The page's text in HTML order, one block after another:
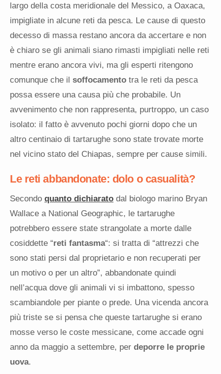
largo della costa meridionale del Messico, a Oaxaca,
impigliate in alcune reti da pesca. Le cause di questo
decesso di massa restano ancora da accertare e non
è chiaro se gli animali siano rimasti impigliati nelle reti
mentre erano ancora vivi, ma gli esperti ritengono
comunque che il soffocamento tra le reti da pesca
possa essere una causa più che probabile. Un
avvenimento che non rappresenta, purtroppo, un caso
isolato: il fatto è avvenuto pochi giorni dopo che un
altro centinaio di tartarughe sono state trovate morte
nel vicino stato del Chiapas, sempre per cause simili.
Le reti abbandonate: dolo o casualità?
Secondo quanto dichiarato dal biologo marino Bryan
Wallace a National Geographic, le tartarughe
potrebbero essere state strangolate a morte dalle
cosiddette “reti fantasma“: si tratta di “attrezzi che
sono stati persi dal proprietario e non recuperati per
un motivo o per un altro”, abbandonate quindi
nell’acqua dove gli animali vi si imbattono, spesso
scambiandole per piante o prede. Una vicenda ancora
più triste se si pensa che queste tartarughe si erano
mosse verso le coste messicane, come accade ogni
anno da maggio a settembre, per deporre le proprie
uova.